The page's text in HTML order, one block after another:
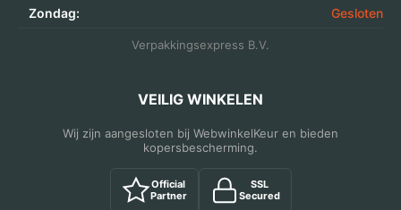
Zondag:
Gesloten
Verpakkingsexpress B.V.
VEILIG WINKELEN
Wij zijn aangesloten bij WebwinkelKeur en bieden
kopersbescherming.
Official
Partner
SSL
Secured